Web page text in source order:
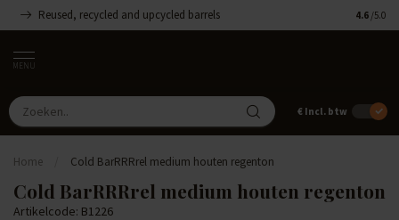
Reused, recycled and upcycled barrels 4.6 /5.0
MENU
€ Incl. btw
Home Cold BarRRRrel medium houten regenton
Cold BarRRRrel medium houten regenton
Artikelcode: B1226